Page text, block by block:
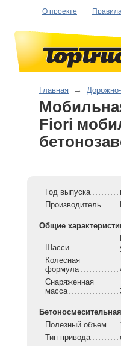
О проекте
Главная → Дорожно-
Fiori
Год выпуска
Производитель
Общие
Шасси
Колесная
формула
Снаряженная
масса
Полезный объем
Тип привода